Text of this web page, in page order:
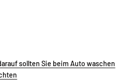
sollten Sie beim Auto waschen